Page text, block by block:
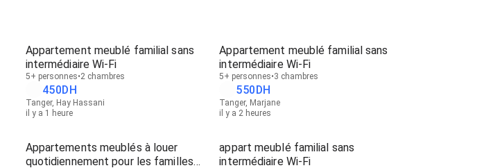
Appartement meublé familial sans
intermédiaire Wi-Fi
5+ personnes 2 chambres
450DH
Tanger, Hay Hassani
il y a 1 heure
Appartement meublé familial sans
intermédiaire Wi-Fi
5+ personnes 3 chambres
550DH
Tanger, Marjane
il y a 2 heures
Appartements meublés à louer
quotidiennement pour les familles
appart meublé familial sans
intermédiaire Wi-Fi